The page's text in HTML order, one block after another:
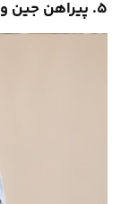
۵. پیراهن جین و شلوار جین زاپ‌دار؛ ترکیب جسورانه